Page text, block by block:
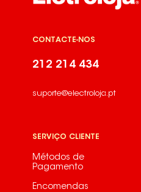
CONTACTE-NOS
212 214 434
suporte@electroloja.pt
SERVIÇO CLIENTE
Métodos de
Pagamento
Encomendas